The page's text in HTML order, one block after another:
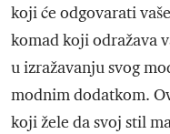
koji će odgovarati
komad koji odražava
u izražavanju svog
modnim dodatkom.
koji žele da svoj stil